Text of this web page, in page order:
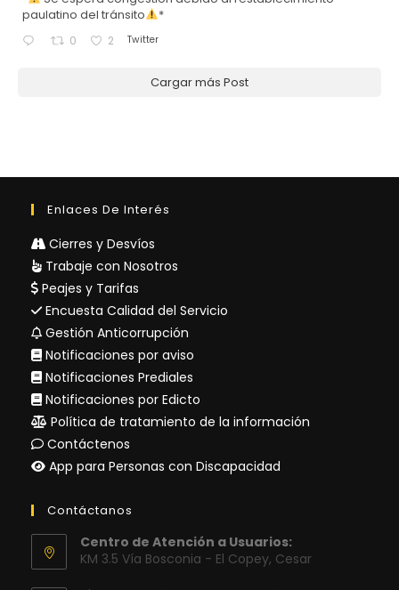
paulatino del tránsito
*
0 2 Twitter
Cargar más Post
Enlaces De Interés
Cierres y Desvíos
Trabaje con Nosotros
Peajes y Tarifas
Encuesta Calidad del Servicio
Gestión Anticorrupción
Notificaciones por aviso
Notificaciones Prediales
Notificaciones por Edicto
Política de tratamiento de la información
Contáctenos
App para Personas con Discapacidad
Contáctanos
Centro de Atención a Usuarios:
KM 3.5 Vía Bosconia - El Copey, Cesar